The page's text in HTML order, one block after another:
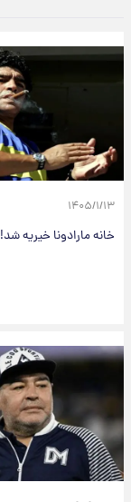
۱۴۰۵/۱/۱۳
خانه مارادونا خیریه شد!